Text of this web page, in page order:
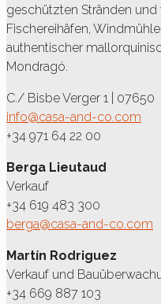
geschützten Stränden
Fischereihäfen,
authentischer
Mondragó.
C./ Bisbe Verger 1 | 07650
info@casa-and-co.com
+34 971 64 22 00
Berga Lieutaud
Verkauf
+34 619 483 300
berga@casa-and-co.com
Martín Rodriguez
Verkauf und
+34 669 887 103